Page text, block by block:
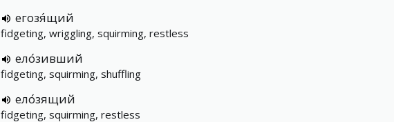
егозя́щий
fidgeting, wriggling, squirming, restless
ело́зивший
fidgeting, squirming, shuffling
ело́зящий
fidgeting, squirming, restless